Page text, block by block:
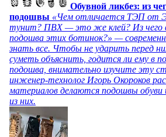
Обувной ликбез: из
подошвы «Чем отличается ТЭП от
тунит? ПВХ — это же клей? Из чего
подошва этих ботинок?» —
знать все. Чтобы не ударить перед
суметь объяснить, годится ли ему в
подошва, внимательно изучите эту
инженер-технолог Игорь Окороков
материалов делаются подошвы
из них.